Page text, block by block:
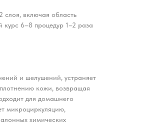
слоя, включая область
курс 6–8 процедур 1–2 раза
и шелушений, устраняет
кожи, возвращая
для домашнего
микроциркуляцию,
химических